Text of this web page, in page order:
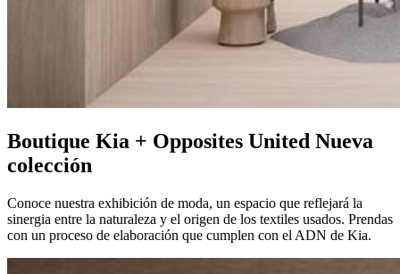
Boutique Kia + Opposites United Nueva
colección
Conoce nuestra exhibición de moda, un espacio que reflejará la
sinergia entre la naturaleza y el origen de los textiles usados. Prendas
con un proceso de elaboración que cumplen con el ADN de Kia.